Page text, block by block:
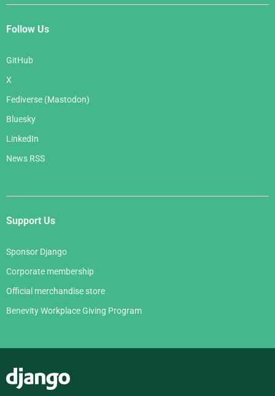
Follow Us
GitHub
X
Fediverse (Mastodon)
Bluesky
LinkedIn
News RSS
Support Us
Sponsor Django
Corporate membership
Official merchandise store
Benevity Workplace Giving Program